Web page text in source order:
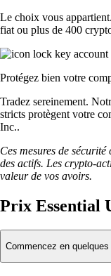
Le choix vous
fiat ou plus de 400
Protégez bien votre
Tradez sereinement.
stricts protègent votre
Inc..
Ces mesures de
des actifs. Les crypto-
valeur de vos avoirs.
Prix Essential
Commencez en